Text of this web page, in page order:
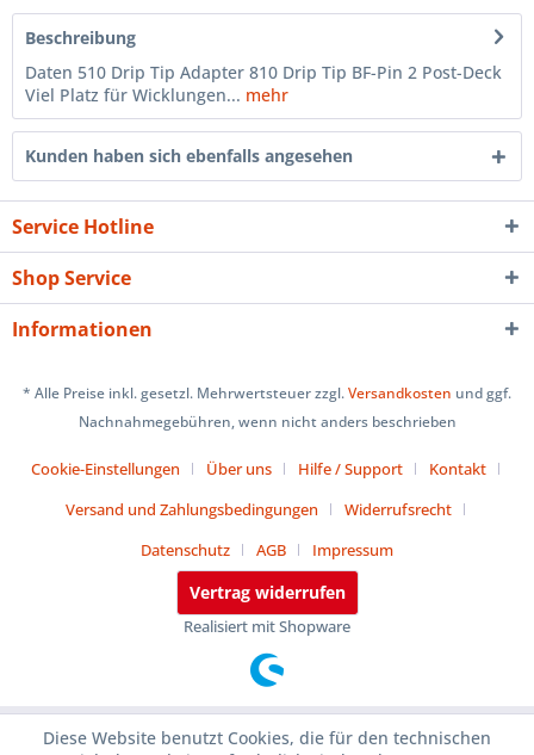
Beschreibung
Daten 510 Drip Tip Adapter 810 Drip Tip BF-Pin 2 Post-Deck
Viel Platz für Wicklungen... mehr
Kunden haben sich ebenfalls angesehen
Service Hotline
Shop Service
Informationen
* Alle Preise inkl. gesetzl. Mehrwertsteuer zzgl.Versandkosten und ggf.
Nachnahmegebühren, wenn nicht anders beschrieben
Cookie-Einstellungen Über uns Hilfe / Support
Kontakt
Versand und Zahlungsbedingungen
Widerrufsrecht
Datenschutz
AGB Impressum
Vertrag widerrufen
Realisiert mit Shopware
Diese Website benutzt Cookies, die für den technischen